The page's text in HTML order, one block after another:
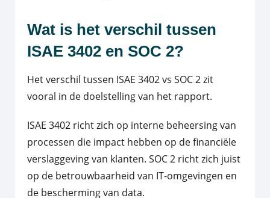
Wat is het verschil tussen
ISAE 3402 en SOC 2?
Het verschil tussen ISAE 3402 vs SOC 2 zit
vooral in de doelstelling van het rapport.
ISAE 3402 richt zich op interne beheersing van
processen die impact hebben op de financiële
verslaggeving van klanten. SOC 2 richt zich juist
op de betrouwbaarheid van IT-omgevingen en
de bescherming van data.